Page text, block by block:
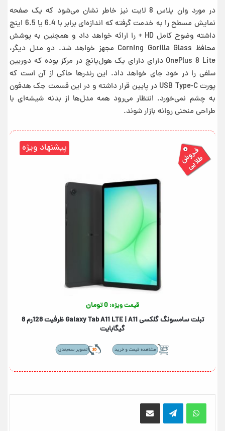
در مورد وان پلاس 8 لایت نیز خاطر نشان می‌شود که یک صفحه
نمایش مسطح را به خدمت گرفته که اندازه‌ای برابر با 6.4 یا 6.5 اینچ
داشته وضوح کامل HD + را ارائه خواهد داد و همچنین به پوشش
محافظ Corning Gorilla Glass مجهز خواهد شد. دو مدل دیگر،
OnePlus 8 Lite دارای دارای یک هول‌پانچ در مرکز بوده که دوربین
سلفی را در خود جای خواهد داد. این رندرها حاکی از آن است که
پورت USB Type-C در پایین قرار داشته و در این قسمت جک هدفون
به چشم نمی‌خورد. انتظار می‌رود همه مدل‌ها از بدنه شیشه‌ای با
طراحی منحنی روانه بازار شوند.
قیمت ویژه:0 تومان
گیگابایت